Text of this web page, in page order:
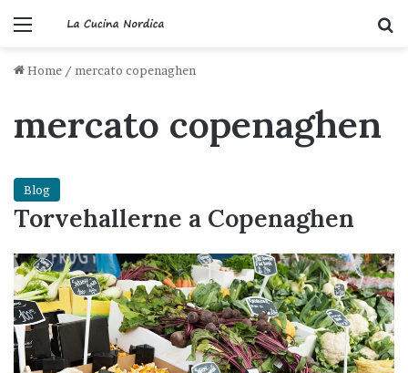
Menu
Home / mercato copenaghen
mercato copenaghen
Blog
Torvehallerne a Copenaghen